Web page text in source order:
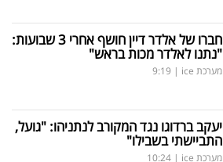
חברו של אלדר דיין חושף אחרי 3 שבועות:
"נתנו לאלדר מכות בראש"
מערכת ice |
9:19
יעקב ברדוגו נגד המקורב לנתניהו: "גועל,
התביישתי בשבילו"
מערכת ice |
10:24